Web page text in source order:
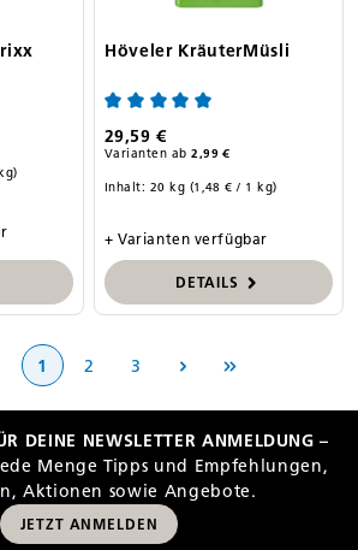
Höveler KräuterMüsli
Durchschnittliche
29,59 €
Varianten ab 2,99 €
Inhalt: 20 kg (1,48 € / 1 kg)
+ Varianten verfügbar
DETAILS
Seite
1 Seite
2 Seite
3
DEINE NEWSLETTER ANMELDUNG –
Menge Tipps und Empfehlungen,
Aktionen sowie Angebote.
JETZT ANMELDEN